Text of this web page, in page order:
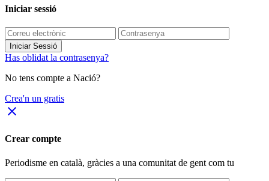
Iniciar sessió
Iniciar Sessió
Has oblidat la contrasenya?
No tens compte a Nació?
Crea'n un gratis
close
Crear compte
Periodisme en català, gràcies a una comunitat de gent com tu